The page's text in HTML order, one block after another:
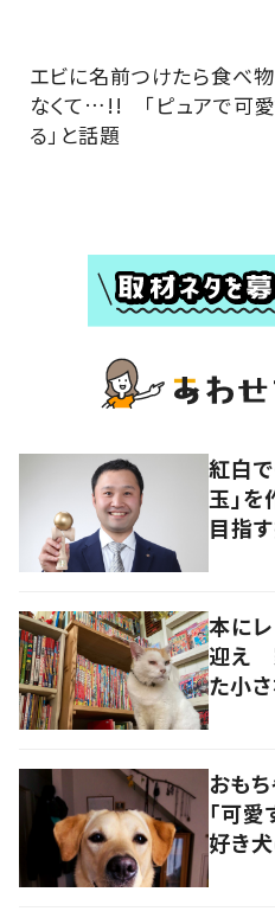
エビに名前つけたら食べ
なくて…!! 「ピュアで可
る」と話題
紅白
玉」
目指
本に
迎え
た小
おも
「可
好き